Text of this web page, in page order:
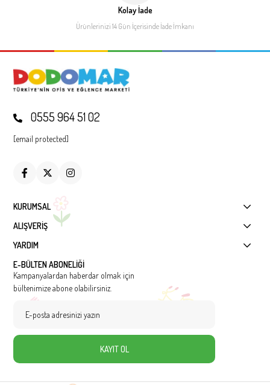
Kolay İade
Ürünlerinizi 14 Gün İçerisinde İade İmkanı
0555 964 51 02
[email protected]
KURUMSAL
ALIŞVERİŞ
YARDIM
E-BÜLTEN ABONELİĞİ
Kampanyalardan haberdar olmak için
bültenimize abone olabilirsiniz.
KAYIT OL